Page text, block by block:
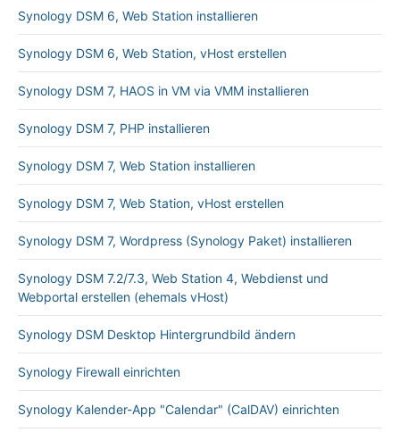
Synology DSM 6, Web Station installieren
Synology DSM 6, Web Station, vHost erstellen
Synology DSM 7, HAOS in VM via VMM installieren
Synology DSM 7, PHP installieren
Synology DSM 7, Web Station installieren
Synology DSM 7, Web Station, vHost erstellen
Synology DSM 7, Wordpress (Synology Paket) installieren
Synology DSM 7.2/7.3, Web Station 4, Webdienst und
Webportal erstellen (ehemals vHost)
Synology DSM Desktop Hintergrundbild ändern
Synology Firewall einrichten
Synology Kalender-App "Calendar" (CalDAV) einrichten